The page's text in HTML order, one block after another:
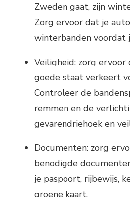
Zweden gaat, zijn
Zorg ervoor dat je
winterbanden voordat
Veiligheid: zorg ervoor
goede staat verkeert
Controleer de
remmen en de
gevarendriehoek en
Documenten: zorg
benodigde
je paspoort, rijbewijs,
groene kaart.